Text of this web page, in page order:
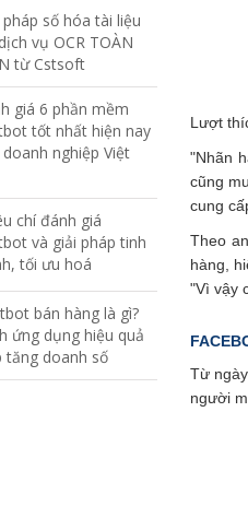
Lượt
"Nhãn
cũng
cung
Theo
hàng,
"Vì vậy
Từ
người
pháp số hóa tài liệu
vụ OCR TOÀN
từ Cstsoft
giá 6 phần mềm
tốt nhất hiện nay
nghiệp Việt
chí đánh giá
và giải pháp tinh
tối ưu hoá
bán hàng là gì?
ứng dụng hiệu quả
tăng doanh số